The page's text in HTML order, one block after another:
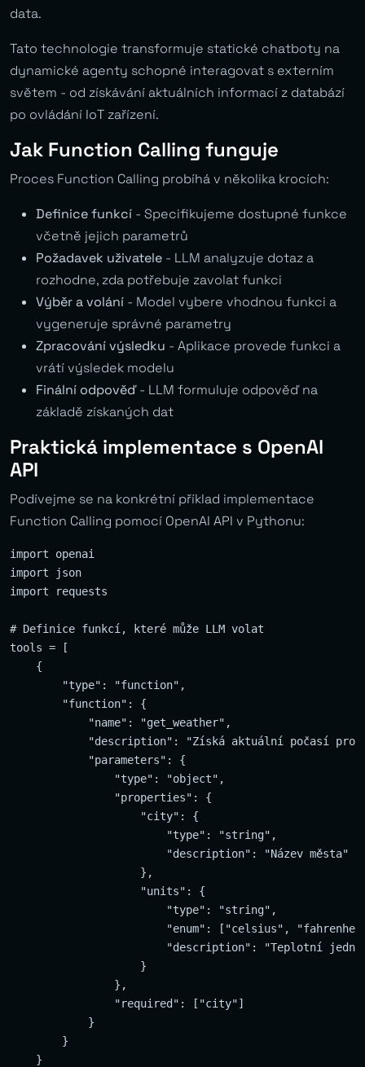
data.
Tato technologie transformuje statické chatboty na
dynamické agenty schopné interagovat s externím
světem - od získávání aktuálních informací z databází
po ovládání IoT zařízení.
Jak Function Calling funguje
Proces Function Calling probíhá v několika krocích:
Definice funkcí - Specifikujeme dostupné funkce
včetně jejich parametrů
Požadavek uživatele - LLM analyzuje dotaz a
rozhodne, zda potřebuje zavolat funkci
Výběr a volání - Model vybere vhodnou funkci a
vygeneruje správné parametry
Zpracování výsledku - Aplikace provede funkci a
vrátí výsledek modelu
Finální odpověď- LLM formuluje odpověď na
základě získaných dat
Praktická implementace s OpenAI
API
Podívejme se na konkrétní příklad implementace
Function Calling pomocí OpenAI API v Pythonu:
import openai
import json
import requests
# Definice funkcí, které může LLM volat
tools = [
    {
        "type": "function",
        "function": {
            "name": "get_weather",
"description": "Získá aktuální počasí pro
            "parameters": {
                "type": "object",
                "properties": {
                    "city": {
                        "type": "string",
                        "description": "Název města"
                    },
                    "units": {
                        "type": "string",
"enum": ["celsius",
"description": "Teplotní
                    }
                },
                "required": ["city"]
            }
        }
    }